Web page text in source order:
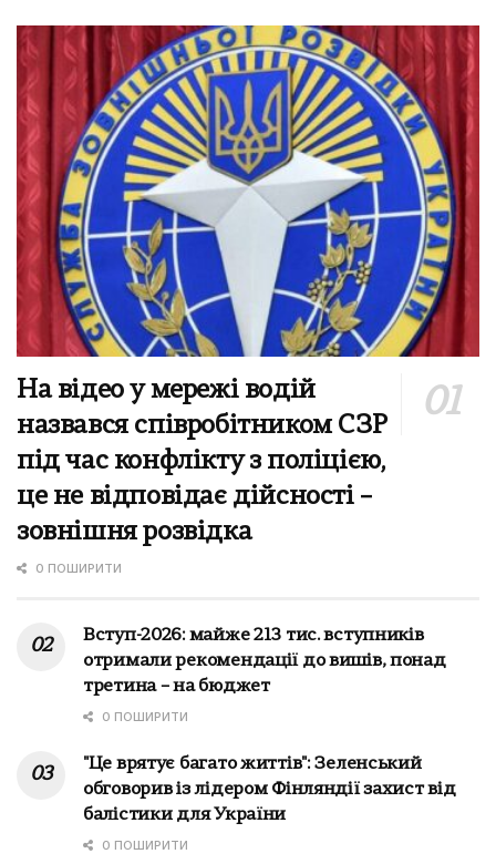
На відео у мережі водій
назвався співробітником СЗР
під час конфлікту з поліцією,
це не відповідає дійсності –
зовнішня розвідка
0 ПОШИРИТИ
Вступ-2026: майже 213 тис. вступників
отримали рекомендації до вишів, понад
третина – на бюджет
0 ПОШИРИТИ
"Це врятує багато життів": Зеленський
обговорив із лідером Фінляндії захист від
балістики для України
0 ПОШИРИТИ